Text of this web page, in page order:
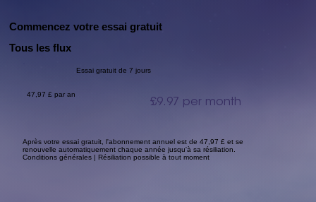
Commencez votre essai gratuit
Tous les flux
47,97 £ par an
Essai gratuit de 7 jours
£9.97 per month
Après votre essai gratuit, l'abonnement annuel est de 47,97 £ et se
renouvelle automatiquement chaque année jusqu'à sa résiliation.
Conditions générales | Résiliation possible à tout moment